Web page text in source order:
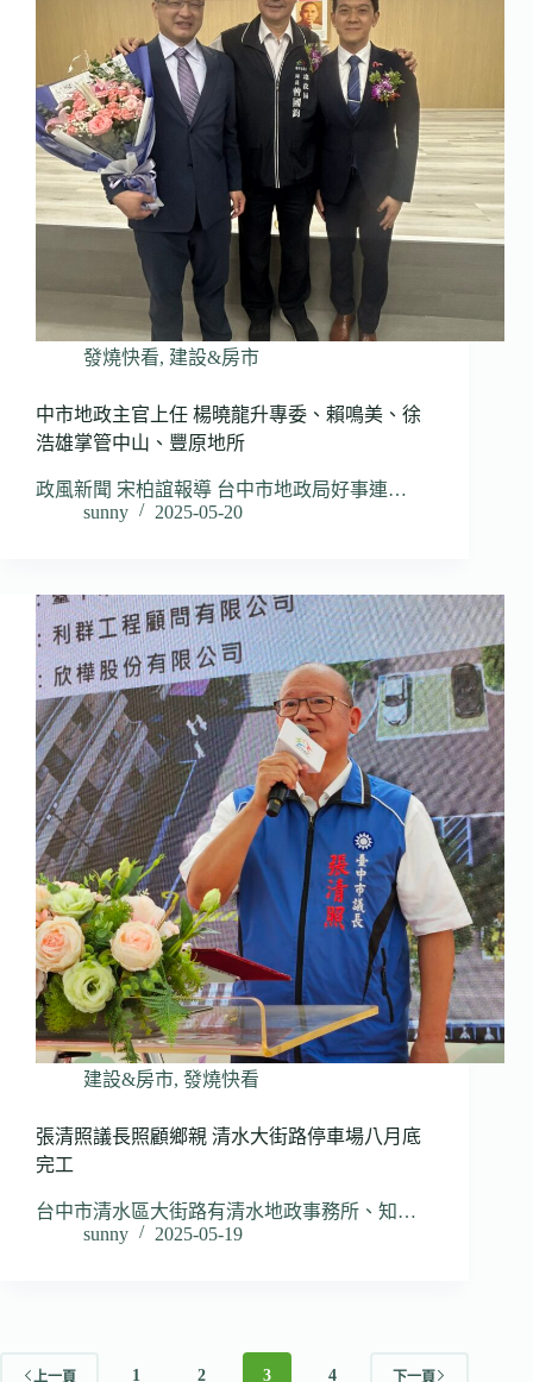
發燒快看, 建設&房市
中市地政主官上任 楊曉龍升專委、賴鳴美、徐
浩雄掌管中山、豐原地所
政風新聞 宋柏誼報導 台中市地政局好事連…
sunny
2025-05-20
建設&房市, 發燒快看
張清照議長照顧鄉親 清水大街路停車場八月底
完工
台中市清水區大街路有清水地政事務所、知…
sunny
2025-05-19
上一頁 1 2 3 4 下一頁